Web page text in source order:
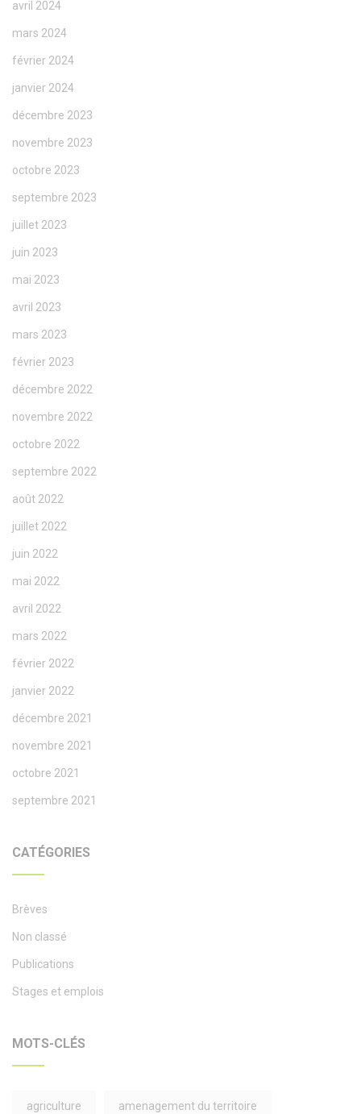
avril 2024
mars 2024
février 2024
janvier 2024
décembre 2023
novembre 2023
octobre 2023
septembre 2023
juillet 2023
juin 2023
mai 2023
avril 2023
mars 2023
février 2023
décembre 2022
novembre 2022
octobre 2022
septembre 2022
août 2022
juillet 2022
juin 2022
mai 2022
avril 2022
mars 2022
février 2022
janvier 2022
décembre 2021
novembre 2021
octobre 2021
septembre 2021
CATÉGORIES
Brèves
Non classé
Publications
Stages et emplois
MOTS-CLÉS
agriculture amenagement du territoire